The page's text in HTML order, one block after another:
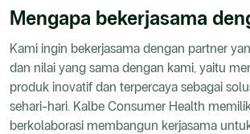
Mengapa bekerjasama
Kami ingin bekerjasama dengan partner
dan nilai yang sama dengan kami, yaitu
produk inovatif dan terpercaya sebagai
sehari-hari. Kalbe Consumer Health
berkolaborasi membangun kerjasama